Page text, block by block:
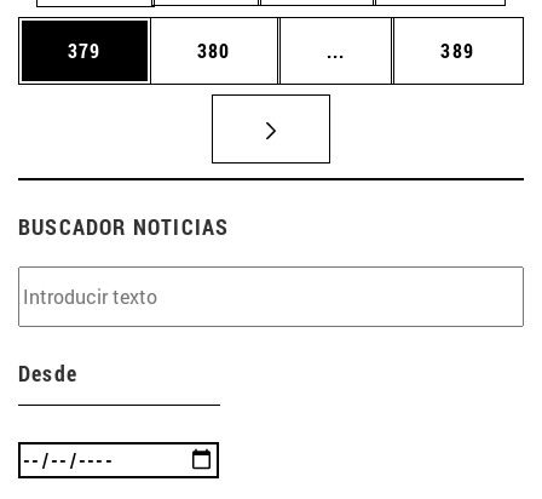
Página
379 Página
380 ... Páginas intermedias
Página
389
BUSCADOR NOTICIAS
Desde